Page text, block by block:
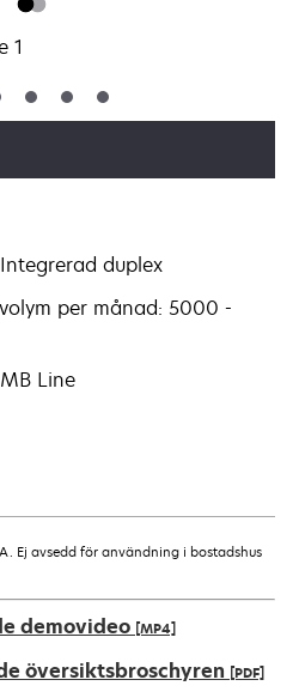
duplex
per månad: 5000 -
Line
Ej avsedd för användning i bostadshus
demovideo [MP4]
översiktsbroschyren [PDF]